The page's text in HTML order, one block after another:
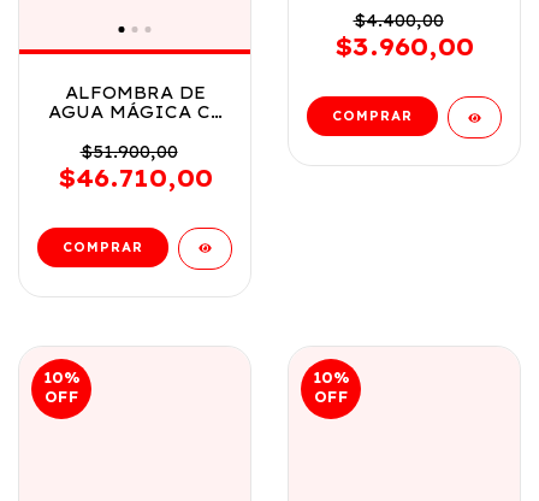
ALFOMBRA DE
AGUA MÁGICA C/
ANIMALES
MARINOS COD
8934
$51.900,00
$46.710,00
VR2 21005
NARANJA
$4.400,00
$3.960,00
10%
OFF
10%
OFF